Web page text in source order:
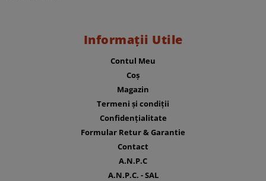
Informații Utile
Contul Meu
Coș
Magazin
Termeni și condiții
Confidențialitate
Formular Retur & Garantie
Contact
A.N.P.C
A.N.P.C. - SAL